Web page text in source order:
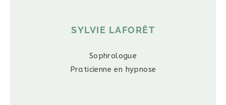
SYLVIE LAFORÊT
Sophrologue
Praticienne en hypnose